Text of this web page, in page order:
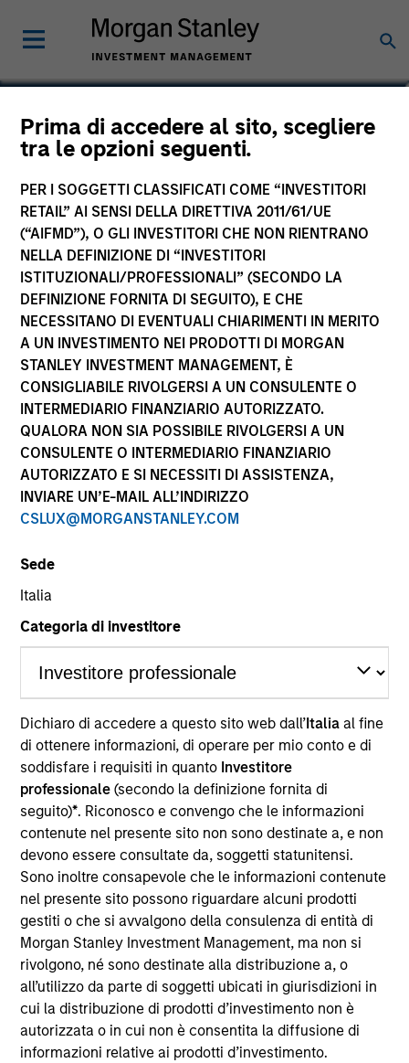
Prima di accedere al sito, scegliere
tra le opzioni seguenti.
PER I SOGGETTI CLASSIFICATI COME “INVESTITORI
RETAIL” AI SENSI DELLA DIRETTIVA 2011/61/UE
(“AIFMD”), O GLI INVESTITORI CHE NON RIENTRANO
NELLA DEFINIZIONE DI “INVESTITORI
ISTITUZIONALI/PROFESSIONALI” (SECONDO LA
DEFINIZIONE FORNITA DI SEGUITO), E CHE
NECESSITANO DI EVENTUALI CHIARIMENTI IN MERITO
A UN INVESTIMENTO NEI PRODOTTI DI MORGAN
STANLEY INVESTMENT MANAGEMENT, È
CONSIGLIABILE RIVOLGERSI A UN CONSULENTE O
INTERMEDIARIO FINANZIARIO AUTORIZZATO.
QUALORA NON SIA POSSIBILE RIVOLGERSI A UN
CONSULENTE O INTERMEDIARIO FINANZIARIO
AUTORIZZATO E SI NECESSITI DI ASSISTENZA,
INVIARE UN’E-MAIL ALL’INDIRIZZO
CSLUX@MORGANSTANLEY.COM
Sede
Italia
Categoria di investitore
Dichiaro di accedere a questo sito web dall’Italia al fine
di ottenere informazioni, di operare per mio conto e di
soddisfare i requisiti in quanto Investitore
professionale(secondo la definizione fornita di
seguito)*. Riconosco e convengo che le informazioni
contenute nel presente sito non sono destinate a, e non
devono essere consultate da, soggetti statunitensi.
Sono inoltre consapevole che le informazioni contenute
nel presente sito possono riguardare alcuni prodotti
gestiti o che si avvalgono della consulenza di entità di
Morgan Stanley Investment Management, ma non si
rivolgono, né sono destinate alla distribuzione a, o
all’utilizzo da parte di soggetti ubicati in giurisdizioni in
cui la distribuzione di prodotti d’investimento non è
autorizzata o in cui non è consentita la diffusione di
informazioni relative ai prodotti d’investimento.
Navindu Katugampola
Global Head of Sustainability,
YEARS OF INDUSTRY EXPERIENCE
Years
Navindu Katugampola is Global Head of
Sustainability for MSIM. He joined Morgan Stanley
in 2004 and has 19 years of industry experience. In
his role, Navindu and his team work closely with the
MSIM investment teams to help them achieve their
sustainability objectives, providing insight and
robust solutions to meet regulatory, product, data
and stewardship requirements. Navindu was
previously the Head of Green & Sustainability Bond
Origination for Morgan Stanley’s Global Capital
Markets group. In this role he helped issuers raise
over $80 bn in Green, Social, and Sustainability
Bonds and served on both the Executive Committee
and the Advisory Council of the ICMA Green and